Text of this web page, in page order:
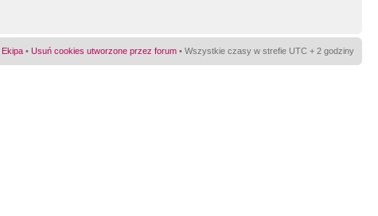
Ekipa • Usuń cookies utworzone przez forum • Wszystkie czasy w strefie UTC + 2 godziny